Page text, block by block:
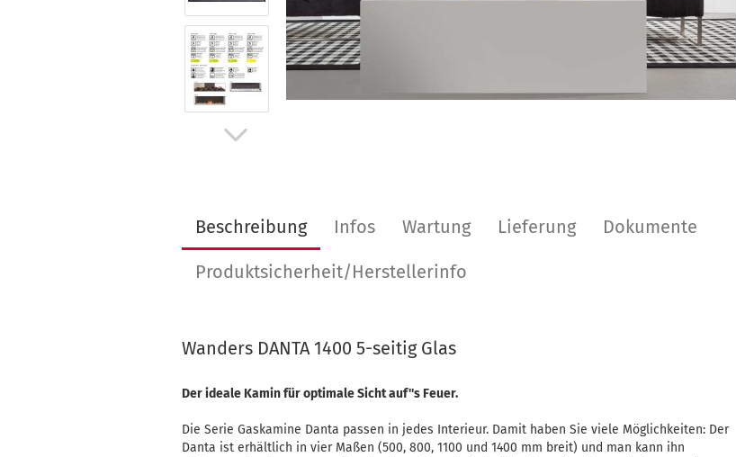
Beschreibung Infos Wartung Lieferung Dokumente
Produktsicherheit/Herstellerinfo
Wanders DANTA 1400 5-seitig Glas
Der ideale Kamin für optimale Sicht auf''s Feuer.
Die Serie Gaskamine Danta passen in jedes Interieur. Damit haben Sie viele Möglichkeiten: Der
Danta ist erhältlich in vier Maßen (500, 800, 1100 und 1400 mm breit) und man kann ihn